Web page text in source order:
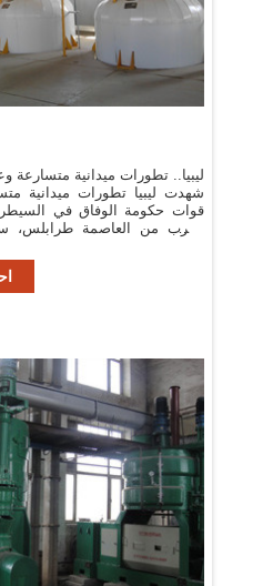
شهدت ليبيا تطورات ميدانية
الغرب من العاصمة طرابلس،